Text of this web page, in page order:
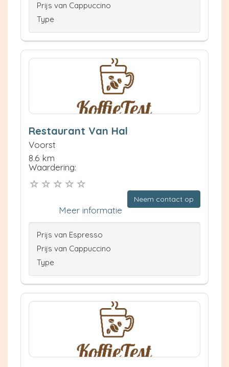
Prijs van Cappuccino
Type
Restaurant Van Hal
Voorst
8.6 km
Waardering:
Neem contact op
Meer informatie
Prijs van Espresso
Prijs van Cappuccino
Type